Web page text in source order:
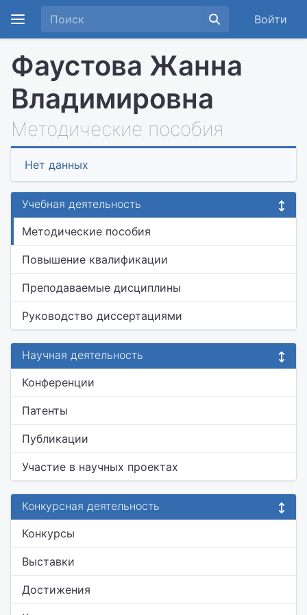
Войти
Фаустова Жанна
Владимировна
Методические пособия
Нет данных
Учебная деятельность
Методические пособия
Повышение квалификации
Преподаваемые дисциплины
Руководство диссертациями
Научная деятельность
Конференции
Патенты
Публикации
Участие в научных проектах
Конкурсная деятельность
Конкурсы
Выставки
Достижения